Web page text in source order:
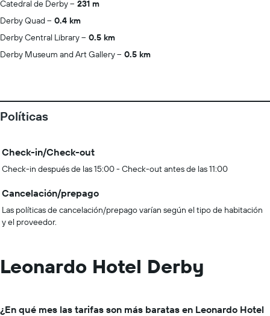
Catedral de Derby
231 m
Derby Quad
0.4 km
Derby Central Library
0.5 km
Derby Museum and Art Gallery
0.5 km
Políticas
Check-in/Check-out
Check-in después de las 15:00 - Check-out antes de las 11:00
Cancelación/prepago
Las políticas de cancelación/prepago varían según el tipo de habitación
y el proveedor.
Leonardo Hotel Derby
¿En qué mes las tarifas son más baratas en Leonardo Hotel